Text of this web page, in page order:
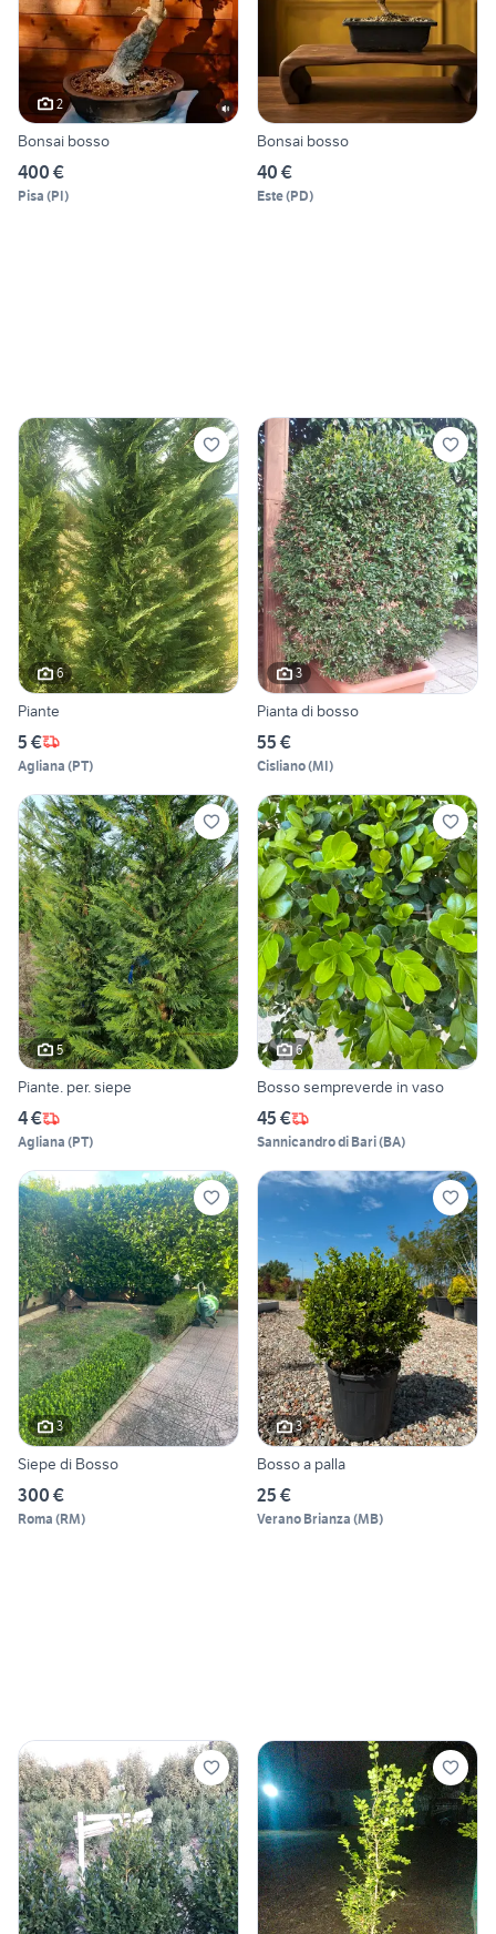
2
Bonsai bosso
400 €
Pisa (PI)
Bonsai bosso
40 €
Este(PD)
6
Piante
5 €
Agliana (PT)
3
Pianta di bosso
55 €
Cisliano(MI)
5
Piante. per. siepe
4 €
Agliana (PT)
6
Bosso sempreverde in vaso
45 €
Sannicandro di Bari(BA)
3
Siepe di Bosso
300 €
Roma (RM)
3
Bosso a palla
25 €
Verano Brianza (MB)